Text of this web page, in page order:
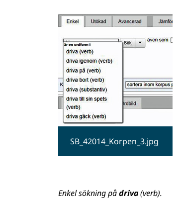
SB_42014_Korpen_3.jpg
Enkel sökning pådriva(verb).